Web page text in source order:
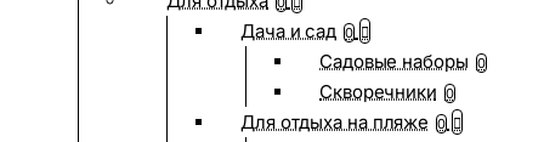
Дача и сад 0
Садовые наборы 0
Скворечники 0
Для отдыха на пляже 0